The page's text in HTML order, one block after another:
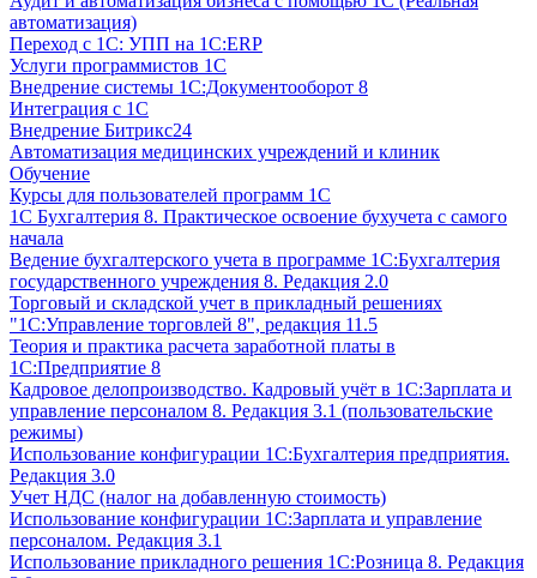
автоматизация)
Переход с 1С: УПП на 1С:ERP
Услуги программистов 1С
Внедрение системы 1С:Документооборот 8
Интеграция с 1С
Внедрение Битрикс24
Автоматизация медицинских учреждений и клиник
Обучение
Курсы для пользователей программ 1С
1С Бухгалтерия 8. Практическое освоение бухучета с самого
начала
Ведение бухгалтерского учета в программе 1С:Бухгалтерия
государственного учреждения 8. Редакция 2.0
Торговый и складской учет в прикладный решениях
"1С:Управление торговлей 8", редакция 11.5
Теория и практика расчета заработной платы в
1С:Предприятие 8
Кадровое делопроизводство. Кадровый учёт в 1С:Зарплата и
управление персоналом 8. Редакция 3.1 (пользовательские
режимы)
Использование конфигурации 1С:Бухгалтерия предприятия.
Редакция 3.0
Учет НДС (налог на добавленную стоимость)
Использование конфигурации 1С:Зарплата и управление
персоналом. Редакция 3.1
Использование прикладного решения 1С:Розница 8. Редакция